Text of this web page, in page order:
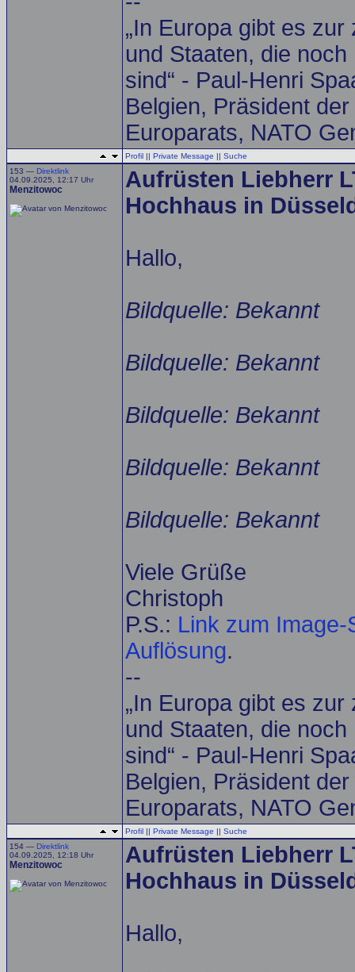
„In Europa gibt es
und Staaten, die
sind“ - Paul-Henri
Belgien, Präsident
Europarats, NATO
Profil || Private Message || Suche
153 — Direktlink
04.09.2025, 12:17 Uhr
Menzitowoc
Aufrüsten Liebherr
Hochhaus in
Hallo,
Bildquelle: Bekannt
Bildquelle: Bekannt
Bildquelle: Bekannt
Bildquelle: Bekannt
Bildquelle: Bekannt
Viele Grüße
Christoph
P.S.: Link zum
Auflösung.
--
„In Europa gibt es
und Staaten, die
sind“ - Paul-Henri
Belgien, Präsident
Europarats, NATO
Profil || Private Message || Suche
154 — Direktlink
04.09.2025, 12:18 Uhr
Menzitowoc
Aufrüsten Liebherr
Hochhaus in
Hallo,